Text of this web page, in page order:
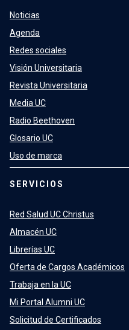
Noticias
Agenda
Redes sociales
Visión Universitaria
Revista Universitaria
Media UC
Radio Beethoven
Glosario UC
Uso de marca
SERVICIOS
Red Salud UC Christus
Almacén UC
Librerías UC
Oferta de Cargos Académicos
Trabaja en la UC
Mi Portal Alumni UC
Solicitud de Certificados